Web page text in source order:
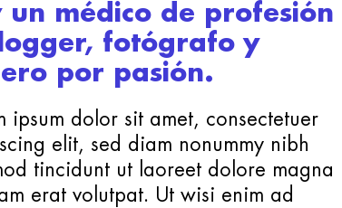
un médico de profesión
fotógrafo y
por pasión.
ipsum dolor sit amet, consectetuer
elit, sed diam nonummy nibh
tincidunt ut laoreet dolore magna
erat volutpat. Ut wisi enim ad